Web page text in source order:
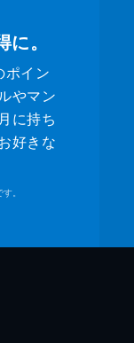
。
ポイン
やマン
に持ち
好きな
。